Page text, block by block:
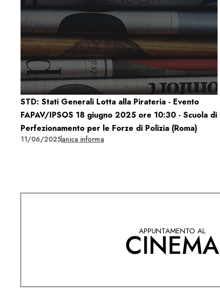
STD: Stati Generali Lotta alla Pirateria - Evento
FAPAV/IPSOS 18 giugno 2025 ore 10:30 - Scuola di
Perfezionamento per le Forze di Polizia (Roma)
11/06/2025anica informa
APPUNTAMENTO AL
CINEMA